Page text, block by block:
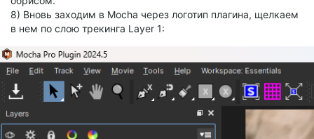
8) Вновь заходим в Mocha через логотип плагина, щелкаем
в нем по слою трекинга Layer 1: